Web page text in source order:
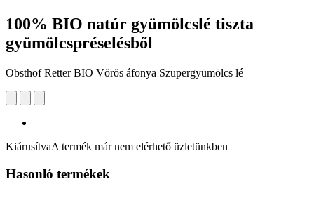
100% BIO natúr gyümölcslé tiszta
gyümölcspréselésből
Obsthof Retter BIO Vörös áfonya Szupergyümölcs lé
KiárusítvaA termék már nem elérhető üzletünkben
Hasonló termékek